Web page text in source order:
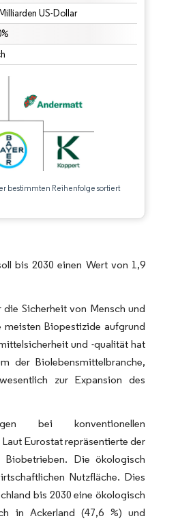
US-Dollar
bestimmten Reihenfolge sortiert
bis 2030 einen Wert von 1,9
Sicherheit von Mensch und
meisten Biopestizide aufgrund
und -qualität hat
der Biolebensmittelbranche,
zur Expansion des
bei konventionellen
Eurostat repräsentierte der
Die ökologisch
Nutzfläche. Dies
bis 2030 eine ökologisch
in Ackerland (47,6 %) und